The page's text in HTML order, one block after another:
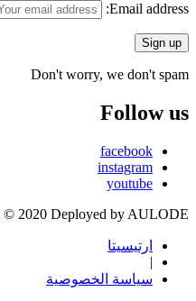
Email address:
Don't worry, we don't spam
Follow us
facebook
instagram
youtube
© 2020 Deployed by AULODE
ارتيسيتا
|
سياسة الخصوصية